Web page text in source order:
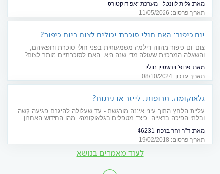
בדיעבד, ניתן יהיה לדחות את התפרצותה גם בקרב ילדים. ד"ר מיכאל
ויינפאס, יועץ סוכרת ארצי במכבי, מסביר מה זה אומר בפועל.
מאת: גלית לוונטל - מערכת זאפ דוקטורס
תאריך פרסום: 11/05/2026
יום כיפור: האם חולי סוכרת יכולים לצום ביום כיפור?
צום יום כיפור מהווה דילמה משמעותית בפני חולי סוכרת ורופאיהם,
והשאלה המרכזית שעולה מדי שנה היא: האם לסוכרתיים מותר לצום?
יותר? כל התשובות בפנים
מאת: פרופ' וינשטיין חוליו
תאריך עדכון: 08/10/2024
גלאוקומה: תרופות, לייזר או ניתוח?
עליית הלחץ התוך עיני איננה מורגשת - עד שעלולה להיגרם פגיעה קשה
ובלתי הפיכה בראייה. כיצד מטפלים בגלאוקומה? מהו החידוש האחרון
מאת: ד"ר זהר ברכה-46231
תאריך פרסום: 19/02/2018
לעוד מאמרים בנושא